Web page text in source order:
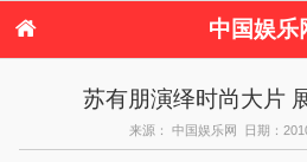
中国娱乐
港台娱乐
日本娱乐
音乐新闻
苏有朋演绎时尚大片
来源： 中国娱乐网 日期：